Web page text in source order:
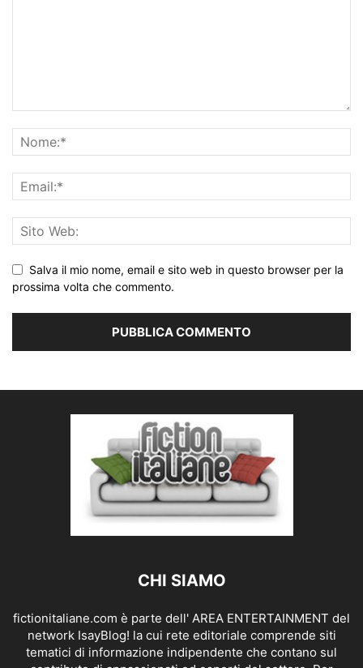
Salva il mio nome, email e sito web in questo browser per la
prossima volta che commento.
CHI SIAMO
fictionitaliane.com è parte dell' AREA ENTERTAINMENT del
network IsayBlog! la cui rete editoriale comprende siti
tematici di informazione indipendente che contano sul